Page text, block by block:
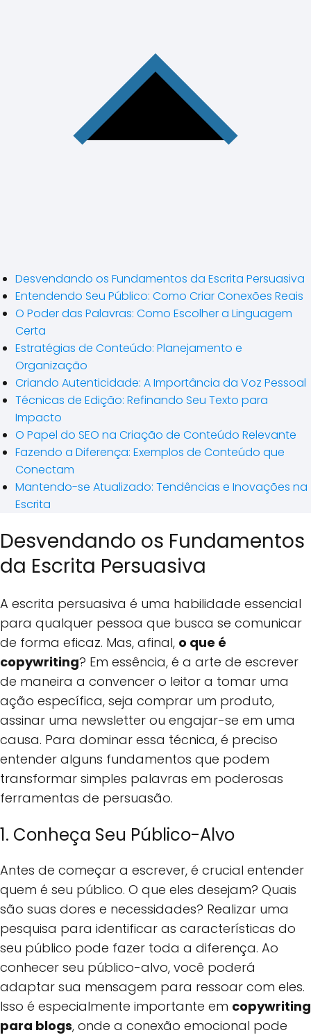
Desvendando os Fundamentos da Escrita Persuasiva
Entendendo Seu Público: Como Criar Conexões Reais
O Poder das Palavras: Como Escolher a Linguagem
Certa
Estratégias de Conteúdo: Planejamento e
Organização
Criando Autenticidade: A Importância da Voz Pessoal
Técnicas de Edição: Refinando Seu Texto para
Impacto
O Papel do SEO na Criação de Conteúdo Relevante
Fazendo a Diferença: Exemplos de Conteúdo que
Conectam
Mantendo-se Atualizado: Tendências e Inovações na
Escrita
Desvendando os Fundamentos
da Escrita Persuasiva
A escrita persuasiva é uma habilidade essencial
para qualquer pessoa que busca se comunicar
de forma eficaz. Mas, afinal, o que é
copywriting? Em essência, é a arte de escrever
de maneira a convencer o leitor a tomar uma
ação específica, seja comprar um produto,
assinar uma newsletter ou engajar-se em uma
causa. Para dominar essa técnica, é preciso
entender alguns fundamentos que podem
transformar simples palavras em poderosas
ferramentas de persuasão.
1. Conheça Seu Público-Alvo
Antes de começar a escrever, é crucial entender
quem é seu público. O que eles desejam? Quais
são suas dores e necessidades? Realizar uma
pesquisa para identificar as características do
seu público pode fazer toda a diferença. Ao
conhecer seu público-alvo, você poderá
adaptar sua mensagem para ressoar com eles.
Isso é especialmente importante em copywriting
para blogs, onde a conexão emocional pode